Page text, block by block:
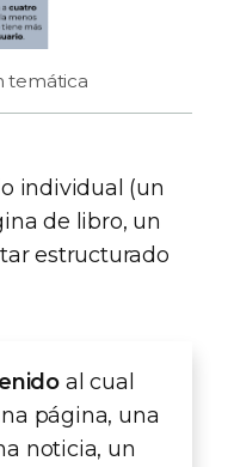
temática
individual (un
de libro, un
estructurado
al cual
página, una
noticia, un